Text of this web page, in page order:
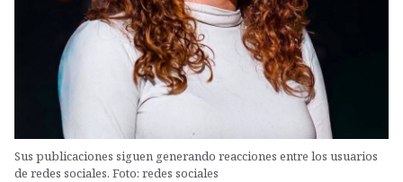
Sus publicaciones siguen generando reacciones entre los usuarios
de redes sociales. Foto: redes sociales